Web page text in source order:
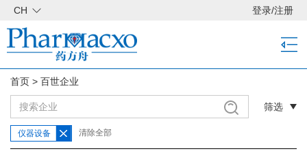
CH 登录/注册
首页 > 百世企业
筛选
仪器设备 清除全部